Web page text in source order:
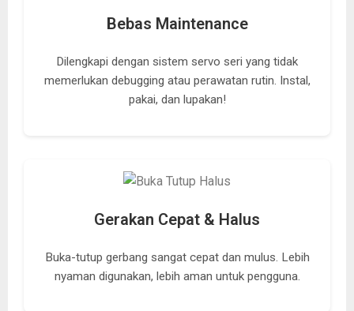
Bebas Maintenance
Dilengkapi dengan sistem servo seri yang tidak
memerlukan debugging atau perawatan rutin. Instal,
pakai, dan lupakan!
Gerakan Cepat & Halus
Buka-tutup gerbang sangat cepat dan mulus. Lebih
nyaman digunakan, lebih aman untuk pengguna.